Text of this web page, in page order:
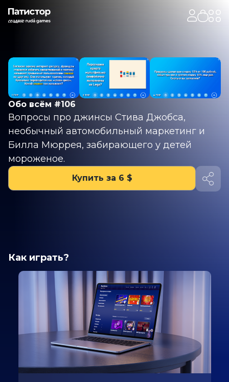
Обо всём #106
Вопросы про джинсы Стива Джобса,
необычный автомобильный маркетинг и
Билла Мюррея, забирающего у детей
мороженое.
Купить за 6 $
Как играть?